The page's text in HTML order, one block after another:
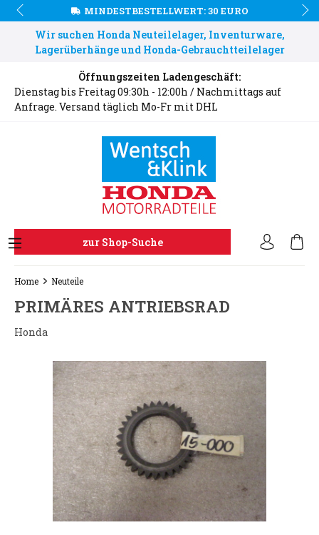
MINDESTBESTELLWERT: 30 EURO
Wir suchen Honda Neuteilelager, Inventurware,
Lagerüberhänge und Honda-Gebrauchtteilelager
Öffnungszeiten Ladengeschäft:
Dienstag bis Freitag 09:30h - 12:00h / Nachmittags auf
Anfrage. Versand täglich Mo-Fr mit DHL
zur Shop-Suche
Home Neuteile
PRIMÄRES ANTRIEBSRAD
Honda